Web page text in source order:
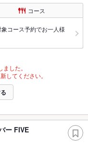
コース
コース予約でお一人様
した。
してください。
ー FIVE